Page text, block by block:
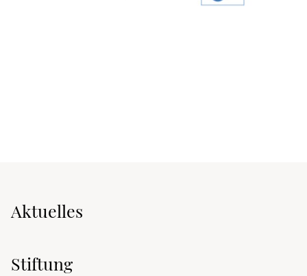
Aktuelles
Stiftung